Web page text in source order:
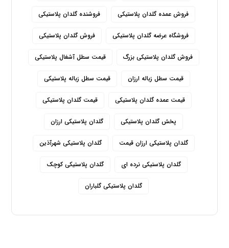
فروش عمده گلدان پلاستیکی فروشنده گلدان پلاستیکی
فروشگاه عرضه گلدان پلاستیکی فروش گلدان پلاستیکی
فروش گلدان پلاستیکی بزرگ قیمت سطل آشغال پلاستیکی
قیمت سطل زباله ارزان قیمت سطل زباله پلاستیکی
قیمت عمده گلدان پلاستیکی قیمت گلدان پلاستیکی
پخش گلدان پلاستیکی گلدان پلاستیکی ارزان
گلدان پلاستیکی ارزان قیمت گلدان پلاستیکی شهرآذین
گلدان پلاستیکی نرده ای گلدان پلاستیکی کوچک
گلدان پلاستیکی گلباران